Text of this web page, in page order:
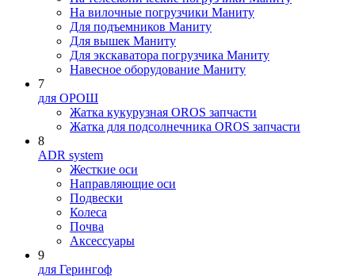
На вилочные погрузчики Маниту
Для подъемников Маниту
Для вышек Маниту
Для экскаватора погрузчика Маниту
Навесное оборудование Маниту
7
для ОРОШ
Жатка кукурузная OROS запчасти
Жатка для подсолнечника OROS запчасти
8
ADR system
Жесткие оси
Направляющие оси
Подвески
Колеса
Почва
Аксессуары
9
для Герингоф